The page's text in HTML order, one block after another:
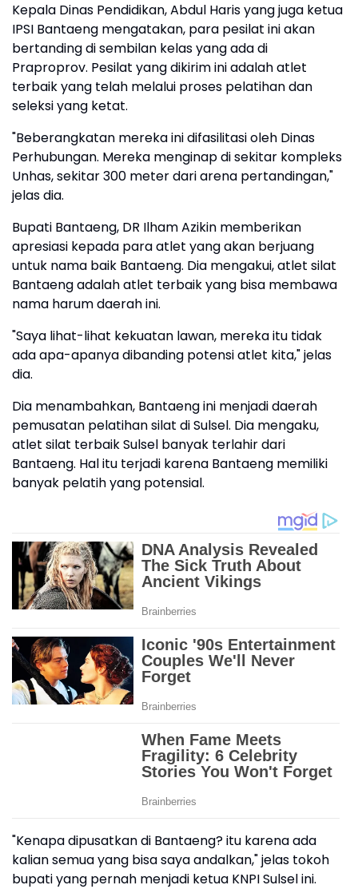
Kepala Dinas Pendidikan, Abdul Haris yang juga ketua
IPSI Bantaeng mengatakan, para pesilat ini akan
bertanding di sembilan kelas yang ada di
Praproprov. Pesilat yang dikirim ini adalah atlet
terbaik yang telah melalui proses pelatihan dan
seleksi yang ketat.
"Beberangkatan mereka ini difasilitasi oleh Dinas
Perhubungan. Mereka menginap di sekitar kompleks
Unhas, sekitar 300 meter dari arena pertandingan,"
jelas dia.
Bupati Bantaeng, DR Ilham Azikin memberikan
apresiasi kepada para atlet yang akan berjuang
untuk nama baik Bantaeng. Dia mengakui, atlet silat
Bantaeng adalah atlet terbaik yang bisa membawa
nama harum daerah ini.
"Saya lihat-lihat kekuatan lawan, mereka itu tidak
ada apa-apanya dibanding potensi atlet kita," jelas
dia.
Dia menambahkan, Bantaeng ini menjadi daerah
pemusatan pelatihan silat di Sulsel. Dia mengaku,
atlet silat terbaik Sulsel banyak terlahir dari
Bantaeng. Hal itu terjadi karena Bantaeng memiliki
banyak pelatih yang potensial.
"Kenapa dipusatkan di Bantaeng? itu karena ada
kalian semua yang bisa saya andalkan," jelas tokoh
bupati yang pernah menjadi ketua KNPI Sulsel ini.